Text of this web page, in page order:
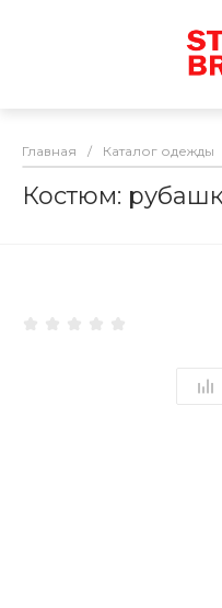
Главная / Каталог одежды
Костюм: